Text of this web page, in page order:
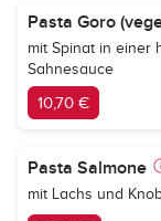
Pasta Goro
mit Spinat in einer
Sahnesauce
10,70 €
Pasta Salmone
mit Lachs und